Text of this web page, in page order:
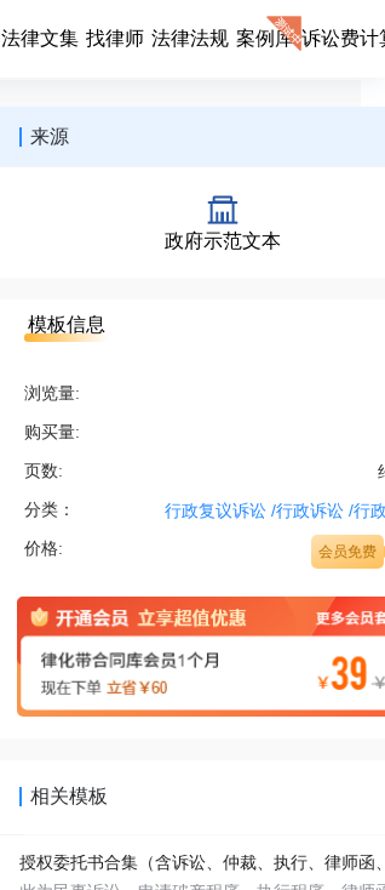
法律文集 找律师 法律法规 案例库 诉讼费计
来源
政府示范文本
模板信息
浏览量:
购买量:
页数:
分类： 行政复议诉讼 /行政诉讼 /行
价格: 会员免费
相关模板